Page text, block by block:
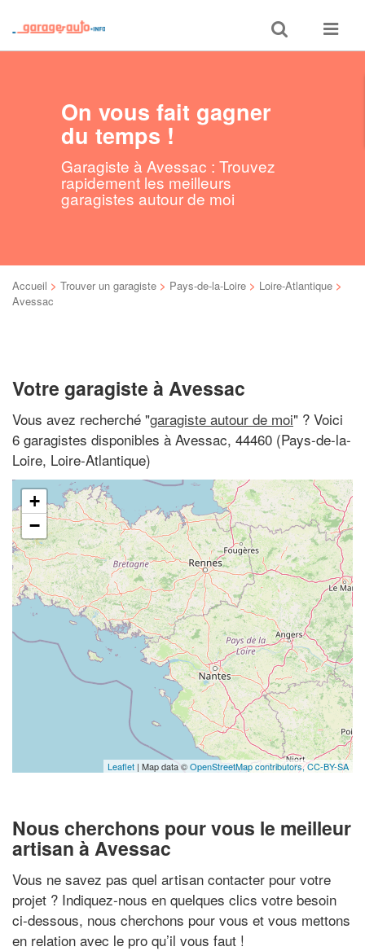
Toggle
search
Toggle
On vous fait gagner
du temps !
Garagiste à Avessac : Trouvez
rapidement les meilleurs
garagistes autour de moi
Accueil > Trouver un garagiste > Pays-de-la-Loire > Loire-Atlantique >
Avessac
Votre garagiste à Avessac
Vous avez recherché "garagiste autour de moi" ? Voici
6 garagistes disponibles à Avessac, 44460 (Pays-de-la-
Loire, Loire-Atlantique)
+
−
Leaflet | Map data ©OpenStreetMap contributors,CC-BY-SA
Nous cherchons pour vous le meilleur
artisan à Avessac
Vous ne savez pas quel artisan contacter pour votre
projet ? Indiquez-nous en quelques clics votre besoin
ci-dessous, nous cherchons pour vous et vous mettons
en relation avec le pro qu’il vous faut !